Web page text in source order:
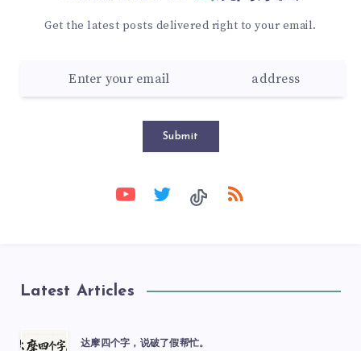
Get the latest posts delivered right to your email.
Submit
Latest Articles
达摩四个字，说破了假帮忙。